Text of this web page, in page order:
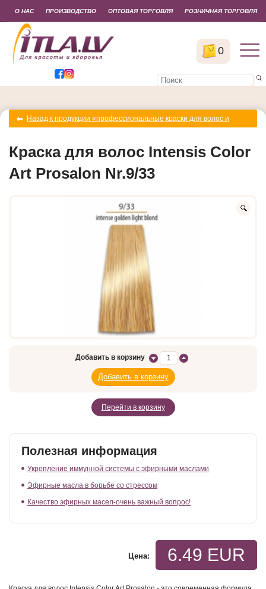
0
О НАС ПРОИЗВОДСТВО ОПТОВАЯ ТОРГОВЛЯ РОЗНИЧНАЯ ТОРГОВЛЯ
Назад к продукции «профессиональные краски для волос и
Краска для волос Intensis Color
Art Prosalon Nr.9/33
Добавить в корзину
Перейти в корзину
Полезная информация
Укрепление иммунной системы с эфирными маслами
Эфирные масла в борьбе со стрессом
Качество эфирных масел-очень важный вопрос!
6.49 EUR
Цена: